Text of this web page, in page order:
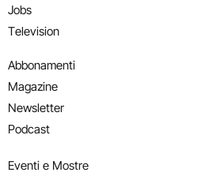
Jobs
Television
Abbonamenti
Magazine
Newsletter
Podcast
Eventi e Mostre